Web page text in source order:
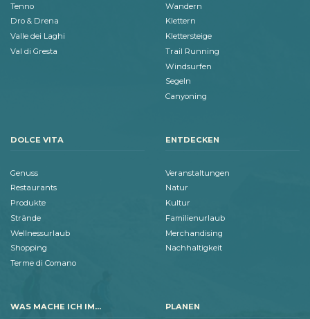
Tenno
Dro & Drena
Valle dei Laghi
Val di Gresta
Wandern
Klettern
Klettersteige
Trail Running
Windsurfen
Segeln
Canyoning
DOLCE VITA
Genuss
Restaurants
Produkte
Strände
Wellnessurlaub
Shopping
Terme di Comano
ENTDECKEN
Veranstaltungen
Natur
Kultur
Familienurlaub
Merchandising
Nachhaltigkeit
WAS MACHE ICH IM... PLANEN